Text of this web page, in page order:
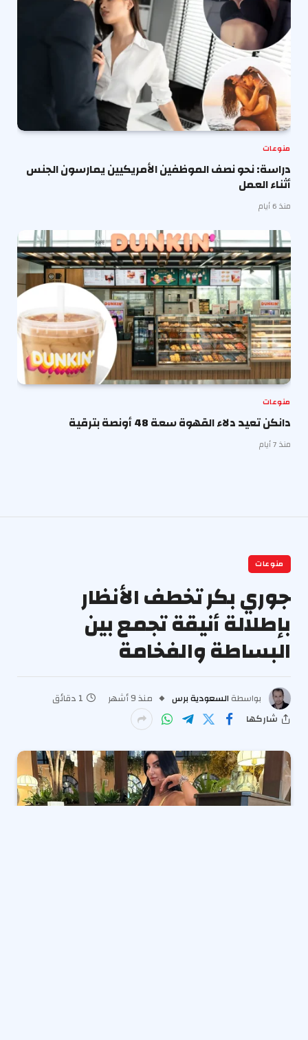
منوعات
دراسة: نحو نصف الموظفين الأمريكيين يمارسون الجنس
أثناء العمل
منذ 6 أيام
منوعات
دانكن تعيد دلاء القهوة سعة 48 أونصة بترقية
منذ 7 أيام
منوعات
جوري بكر تخطف الأنظار
بإطلالة أنيقة تجمع بين
البساطة والفخامة
بواسطة السعودية برس منذ 9 أشهر
1 دقائق
شاركها